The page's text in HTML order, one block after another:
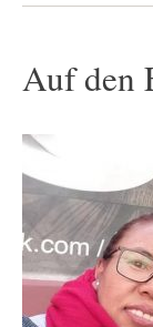
Auf den